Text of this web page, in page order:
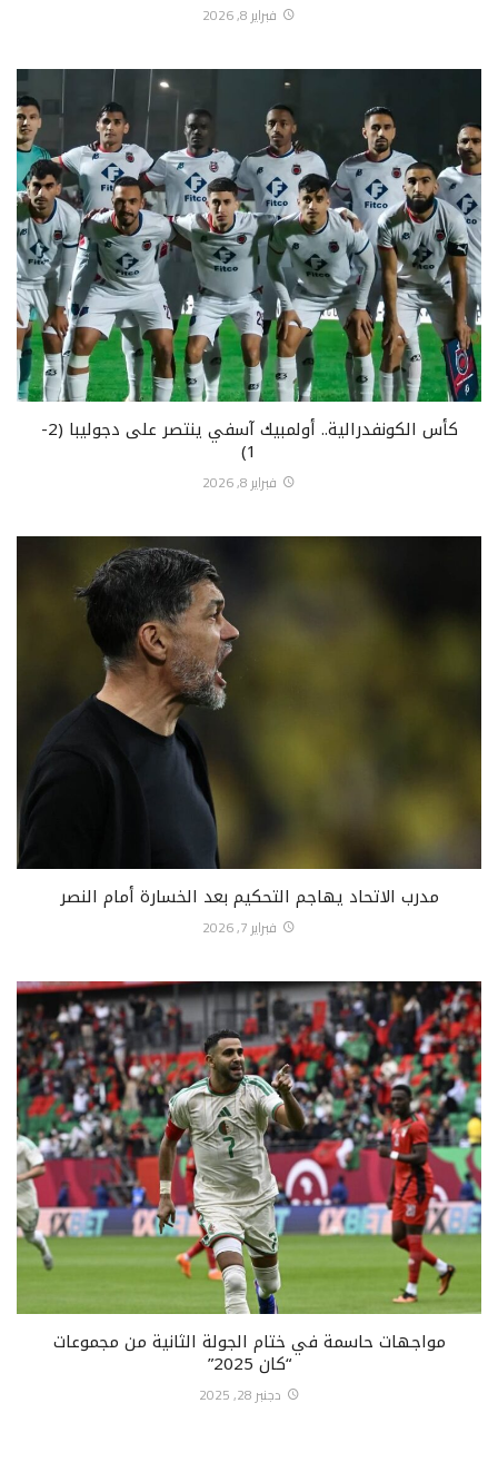
فبراير 8, 2026
كأس الكونفدرالية.. أولمبيك آسفي ينتصر على دجوليبا (2-
1)
فبراير 8, 2026
مدرب الاتحاد يهاجم التحكيم بعد الخسارة أمام النصر
فبراير 7, 2026
مواجهات حاسمة في ختام الجولة الثانية من مجموعات
“كان 2025”
دجنبر 28, 2025